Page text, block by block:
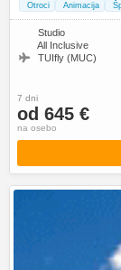
Otroci Animacija
Studio
All Inclusive
TUIfly (MUC)
7 dni
od 645 €
na osebo